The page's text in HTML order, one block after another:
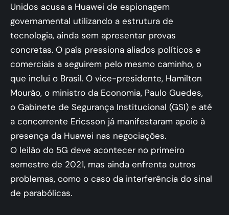
Unidos acusa a Huawei de espionagem
governamental utilizando a estrutura de
tecnologia, ainda sem apresentar provas
concretas. O país pressiona aliados políticos e
comerciais a seguirem pelo mesmo caminho, o
que inclui o Brasil. O vice-presidente, Hamilton
Mourão, o ministro da Economia, Paulo Guedes,
o Gabinete de Segurança Institucional (GSI) e até
a concorrente Ericsson já manifestaram apoio à
presença da Huawei nas negociações.
O leilão do 5G deve acontecer no primeiro
semestre de 2021, mas ainda enfrenta outros
problemas, como o caso da interferência do sinal
de parabólicas.